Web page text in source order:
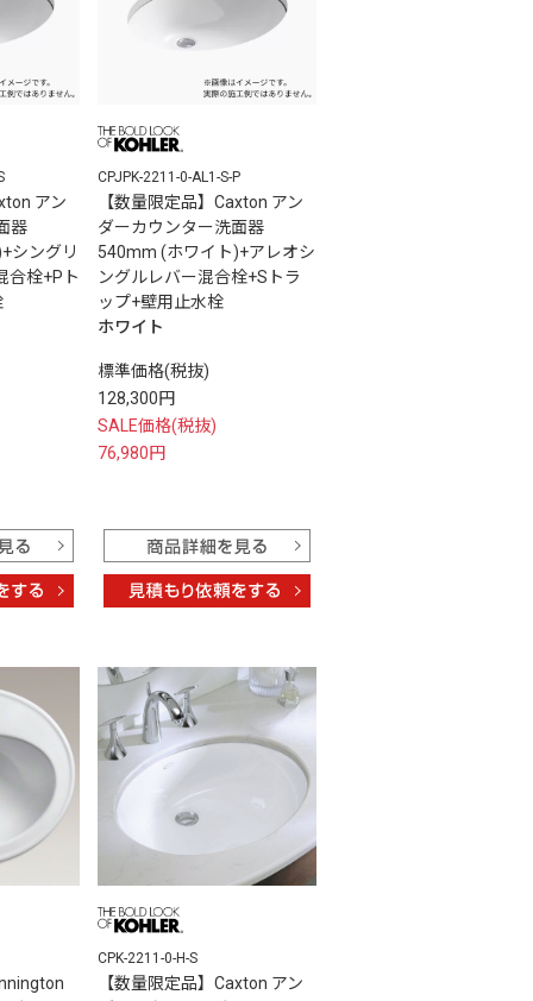
アン
器
シングリ
合栓+Pト
CPJPK-2211-0-AL1-S-P
【数量限定品】Caxton アン
ダーカウンター洗面器
540mm (ホワイト)+アレオシ
ングルレバー混合栓+Sトラ
ップ+壁用止水栓
ホワイト
標準価格(税抜)
128,300円
SALE価格(税抜)
76,980円
CPK-2211-0-H-S
【数量限定品】Caxton アン